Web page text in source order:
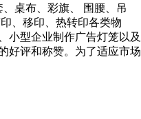
桌布、彩旗、 围腰、吊
、移印、热转印各类物
小型企业制作广告灯笼以及
好评和称赞。为了适应市场